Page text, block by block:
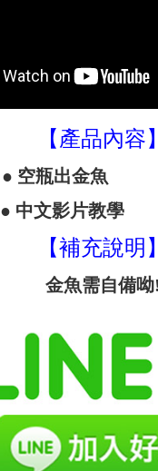
【產品內容】
● 空瓶出金
● 中文影片教
【補充說明】
金魚需自備呦!